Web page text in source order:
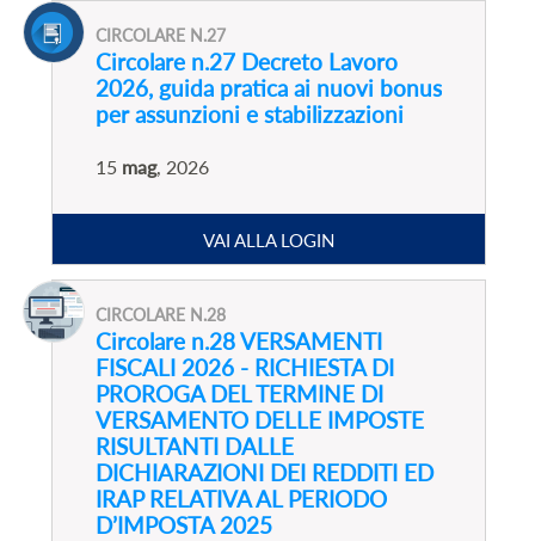
CIRCOLARE N.27
Circolare n.27 Decreto Lavoro
2026, guida pratica ai nuovi bonus
per assunzioni e stabilizzazioni
15 mag, 2026
VAI ALLA LOGIN
CIRCOLARE N.28
Circolare n.28 VERSAMENTI
FISCALI 2026 - RICHIESTA DI
PROROGA DEL TERMINE DI
VERSAMENTO DELLE IMPOSTE
RISULTANTI DALLE
DICHIARAZIONI DEI REDDITI ED
IRAP RELATIVA AL PERIODO
D’IMPOSTA 2025